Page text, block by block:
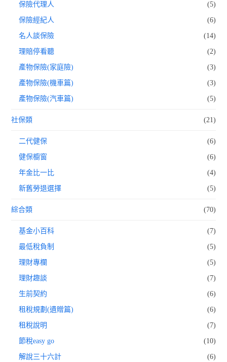
保險代理人 (5)
保險經紀人 (6)
名人談保險 (14)
理賠停看聽 (2)
產物保險(家庭險) (3)
產物保險(機車篇) (3)
產物保險(汽車篇) (5)
社保類 (21)
二代健保 (6)
健保櫥窗 (6)
年金比一比 (4)
新舊勞退選擇 (5)
綜合類 (70)
基金小百科 (7)
最低稅負制 (5)
理財專欄 (5)
理財趣談 (7)
生前契約 (6)
租稅規劃(遺贈篇) (6)
租稅說明 (7)
節稅easy go (10)
解說三十六計 (6)